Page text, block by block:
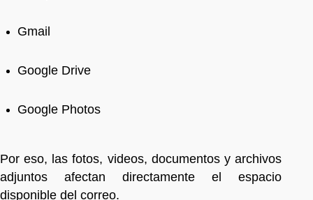
Gmail
Google Drive
Google Photos
Por eso, las fotos, videos, documentos y archivos
adjuntos afectan directamente el espacio
disponible del correo.